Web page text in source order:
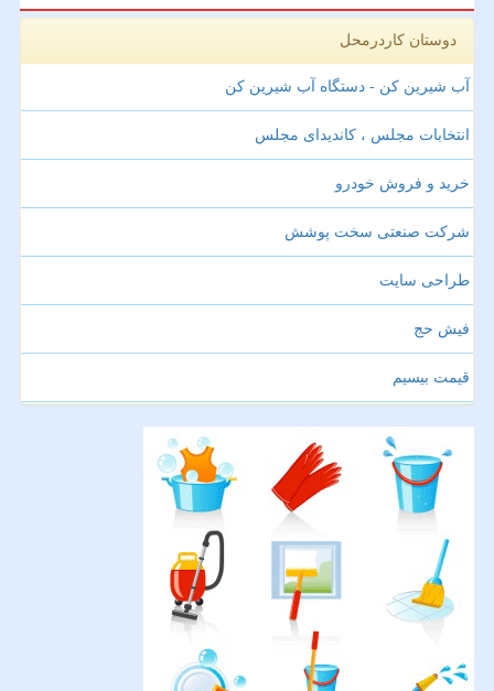
دوستان کاردرمحل
آب شیرین کن - دستگاه آب شیرین کن
انتخابات مجلس ، کاندیدای مجلس
خرید و فروش خودرو
شرکت صنعتی سخت پوشش
طراحی سایت
فیش حج
قیمت بیسیم